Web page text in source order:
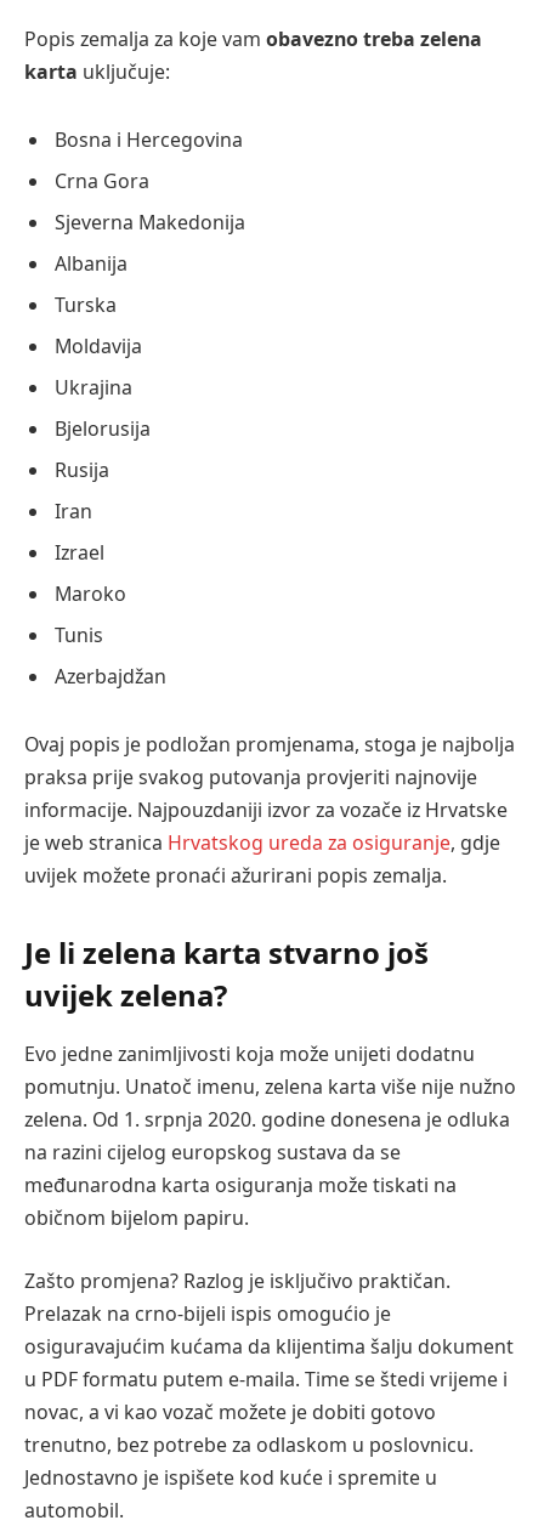
Popis zemalja za koje vam obavezno treba zelena
karta uključuje:
Bosna i Hercegovina
Crna Gora
Sjeverna Makedonija
Albanija
Turska
Moldavija
Ukrajina
Bjelorusija
Rusija
Iran
Izrael
Maroko
Tunis
Azerbajdžan
Ovaj popis je podložan promjenama, stoga je najbolja
praksa prije svakog putovanja provjeriti najnovije
informacije. Najpouzdaniji izvor za vozače iz Hrvatske
je web stranica Hrvatskog ureda za osiguranje, gdje
uvijek možete pronaći ažurirani popis zemalja.
Je li zelena karta stvarno još
uvijek zelena?
Evo jedne zanimljivosti koja može unijeti dodatnu
pomutnju. Unatoč imenu, zelena karta više nije nužno
zelena. Od 1. srpnja 2020. godine donesena je odluka
na razini cijelog europskog sustava da se
međunarodna karta osiguranja može tiskati na
običnom bijelom papiru.
Zašto promjena? Razlog je isključivo praktičan.
Prelazak na crno-bijeli ispis omogućio je
osiguravajućim kućama da klijentima šalju dokument
u PDF formatu putem e-maila. Time se štedi vrijeme i
novac, a vi kao vozač možete je dobiti gotovo
trenutno, bez potrebe za odlaskom u poslovnicu.
Jednostavno je ispišete kod kuće i spremite u
automobil.